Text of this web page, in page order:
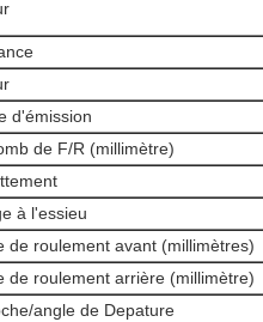
d'émission
de F/R (millimètre)
à l'essieu
de roulement avant (millimètres)
de roulement arrière (millimètre)
angle de Depature